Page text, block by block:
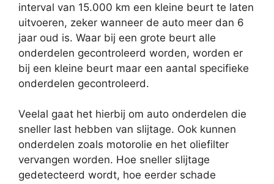
interval van 15.000 km een kleine beurt te laten
uitvoeren, zeker wanneer de auto meer dan 6
jaar oud is. Waar bij een grote beurt alle
onderdelen gecontroleerd worden, worden er
bij een kleine beurt maar een aantal specifieke
onderdelen gecontroleerd.
Veelal gaat het hierbij om auto onderdelen die
sneller last hebben van slijtage. Ook kunnen
onderdelen zoals motorolie en het oliefilter
vervangen worden. Hoe sneller slijtage
gedetecteerd wordt, hoe eerder schade